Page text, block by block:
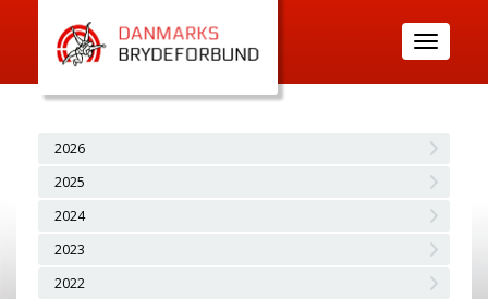
Toggle
navigation
2026
2025
2024
2023
2022